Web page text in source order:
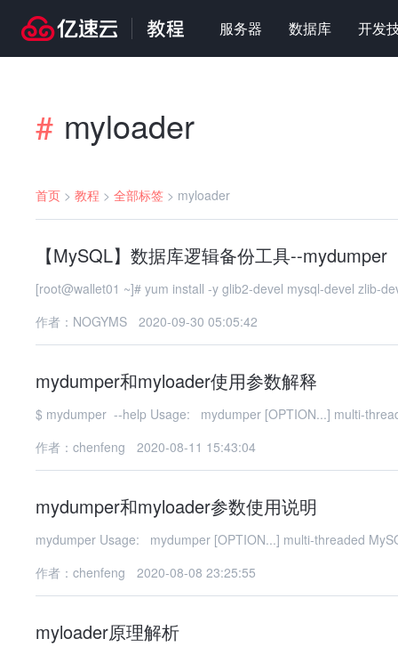
服务器 数据库 开发
# myloader
首页 > 教程 > 全部标签 > myloader
【MySQL】数据库逻辑备份工具--mydumper
[root@wallet01 ~]# yum install -y glib2-devel mysql-devel zlib-
作者：NOGYMS
2020-09-30 05:05:42
mydumper和myloader使用参数解释
$ mydumper --help Usage: mydumper [OPTION...] multi-
作者：chenfeng
2020-08-11 15:43:04
mydumper和myloader参数使用说明
作者：chenfeng 2020-08-08 23:25:55
myloader原理解析